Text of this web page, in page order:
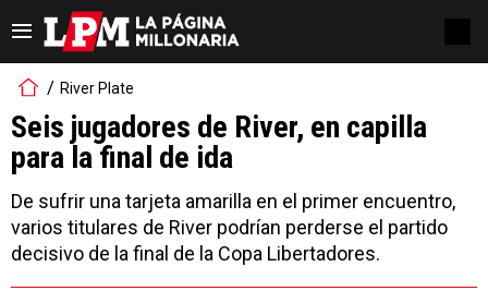
River Plate
Seis jugadores de River, en capilla
para la final de ida
De sufrir una tarjeta amarilla en el primer encuentro,
varios titulares de River podrían perderse el partido
decisivo de la final de la Copa Libertadores.